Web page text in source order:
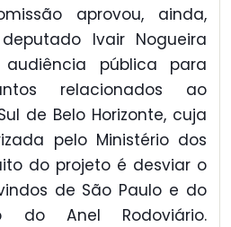
aprovou, ainda,
Ivair Nogueira
audiência pública para
relacionados ao
de Belo Horizonte, cuja
pelo Ministério dos
do projeto é desviar o
de São Paulo e do
do Anel Rodoviário.